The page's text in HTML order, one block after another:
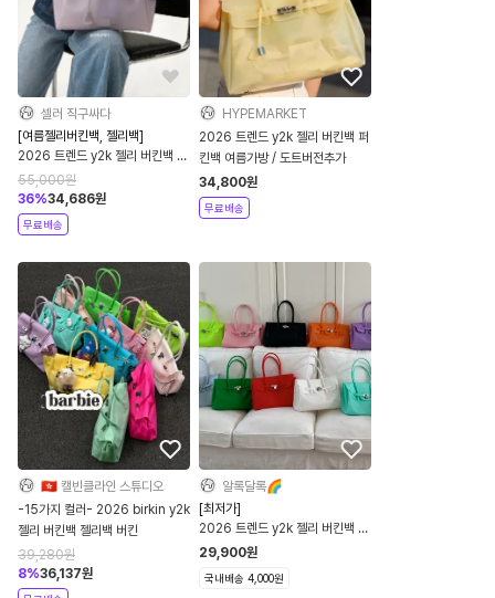
셀러 직구싸다
[여름젤리버킨백, 젤리백]
2026 트렌드 y2k 젤리 버킨백 퍼
킨백
55,000원
36%34,686원
무료배송
HYPEMARKET
2026 트렌드 y2k 젤리 버킨백 퍼
킨백 여름가방 / 도트버전추가
34,800원
무료배송
🇭🇰 캘빈클라인 스튜디오
-15가지 컬러- 2026 birkin y2k
젤리 버킨백 젤리백 버킨
39,280원
8%36,137원
알록달록🌈
[최저가]
2026 트렌드 y2k 젤리 버킨백 퍼
킨백 불투명
29,900원
국내배송 4,000원